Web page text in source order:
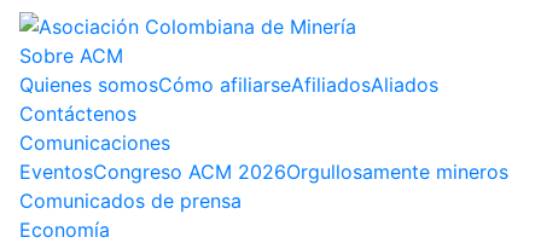
Sobre ACM
Quienes somosCómo afiliarseAfiliadosAliados
Contáctenos
Comunicaciones
EventosCongreso ACM 2026Orgullosamente mineros
Comunicados de prensa
Economía